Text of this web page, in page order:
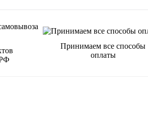
Принимаем все способы
оплаты